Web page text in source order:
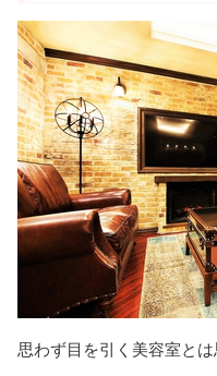
思わず目を引く美容室とは